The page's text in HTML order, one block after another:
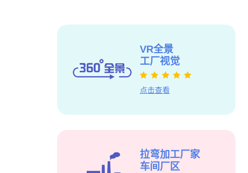
VR全景
工厂视觉
点击查看
拉弯加工厂家
车间厂区
新
单元式幕型材拉弯